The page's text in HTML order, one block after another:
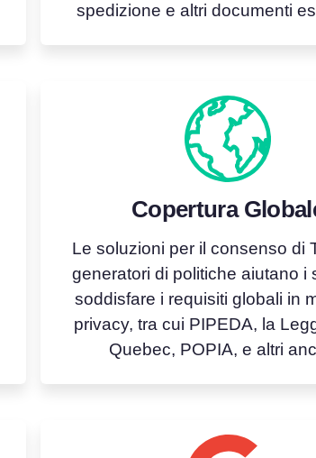
spedizione e altri documenti
Copertura
Le soluzioni per il consenso di
generatori di politiche aiutano i
soddisfare i requisiti globali in
privacy, tra cui PIPEDA, la
Quebec, POPIA, e altri